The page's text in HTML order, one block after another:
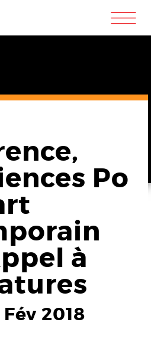
m
Po
à
Fév 2018